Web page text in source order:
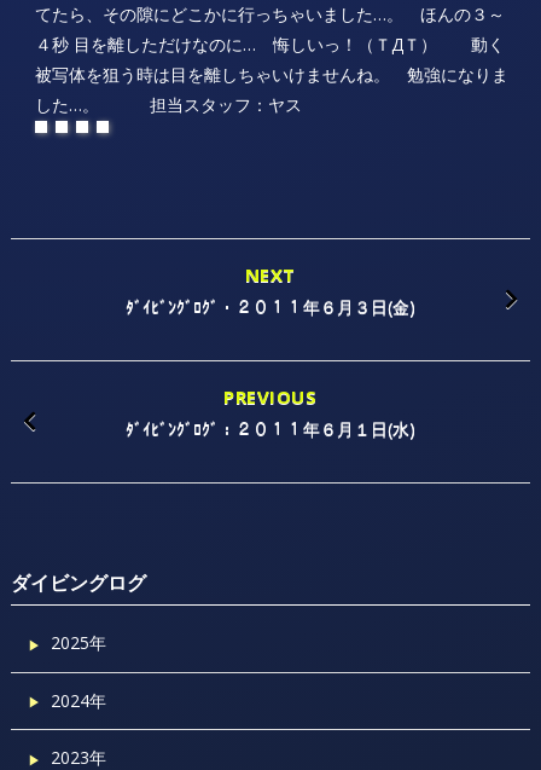
てたら、その隙にどこかに行っちゃいました…。 ほんの３～
４秒 目を離しただけなのに… 悔しいっ！（ＴДＴ） 動く
被写体を狙う時は目を離しちゃいけませんね。 勉強になりま
した…。 担当スタッフ：ヤス
NEXT
ﾀﾞｲﾋﾞﾝｸﾞﾛｸﾞ・２０１１年６月３日(金)
PREVIOUS
ﾀﾞｲﾋﾞﾝｸﾞﾛｸﾞ：２０１１年６月１日(水)
ダイビングログ
2025年
2024年
2023年